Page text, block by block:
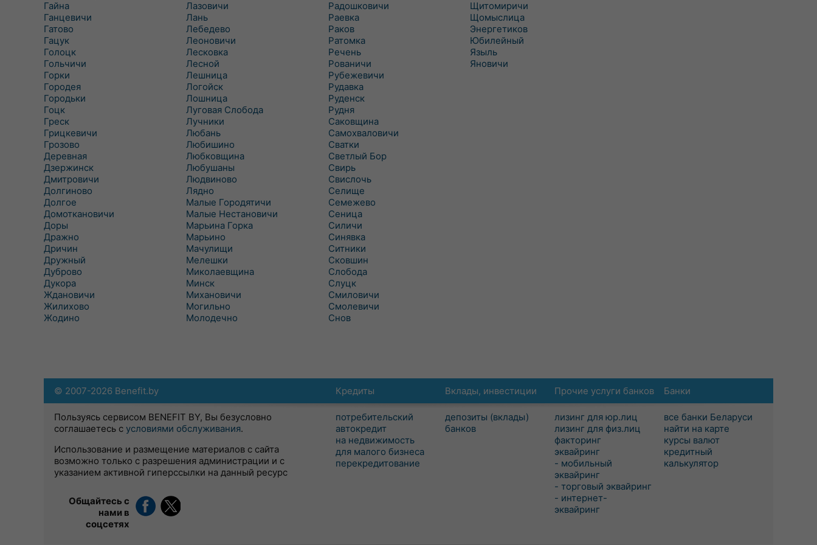
Гайна
Ганцевичи
Гатово
Гацук
Голоцк
Гольчичи
Горки
Городея
Городьки
Гоцк
Греск
Грицкевичи
Грозово
Деревная
Дзержинск
Дмитровичи
Долгиново
Долгое
Домоткановичи
Доры
Дражно
Дричин
Дружный
Дуброво
Дукора
Ждановичи
Жилихово
Жодино
Лазовичи
Лань
Лебедево
Леоновичи
Лесковка
Лесной
Лешница
Логойск
Лошница
Луговая Слобода
Лучники
Любань
Любишино
Любковщина
Любушаны
Людвиново
Лядно
Малые Городятичи
Малые Нестановичи
Марьина Горка
Марьино
Мачулищи
Мелешки
Миколаевщина
Минск
Михановичи
Могильно
Молодечно
Радошковичи
Раевка
Раков
Ратомка
Речень
Рованичи
Рубежевичи
Рудавка
Руденск
Рудня
Саковщина
Самохваловичи
Сватки
Светлый Бор
Свирь
Свислочь
Селище
Семежево
Сеница
Силичи
Синявка
Ситники
Сковшин
Слобода
Слуцк
Смиловичи
Смолевичи
Снов
Щитомиричи
Щомыслица
Энергетиков
Юбилейный
Языль
Яновичи
Кредиты
потребительский
автокредит
на недвижимость
для малого бизнеса
перекредитование
Вклады, инвестиции
депозиты (вклады)
банков
Прочие услуги банков
лизинг для юр.лиц
лизинг для физ.лиц
факторинг
эквайринг
- мобильный
эквайринг
- торговый эквайринг
- интернет-
эквайринг
Банки
все банки Беларуси
найти на карте
курсы валют
кредитный
калькулятор
© 2007-2026 Benefit.by
Пользуясь сервисом BENEFIT BY, Вы безусловно
соглашаетесь с условиями обслуживания.
Использование и размещение материалов с сайта
возможно только с разрешения администрации и с
указанием активной гиперссылки на данный ресурс
Общайтесь с
нами в
соцсетях